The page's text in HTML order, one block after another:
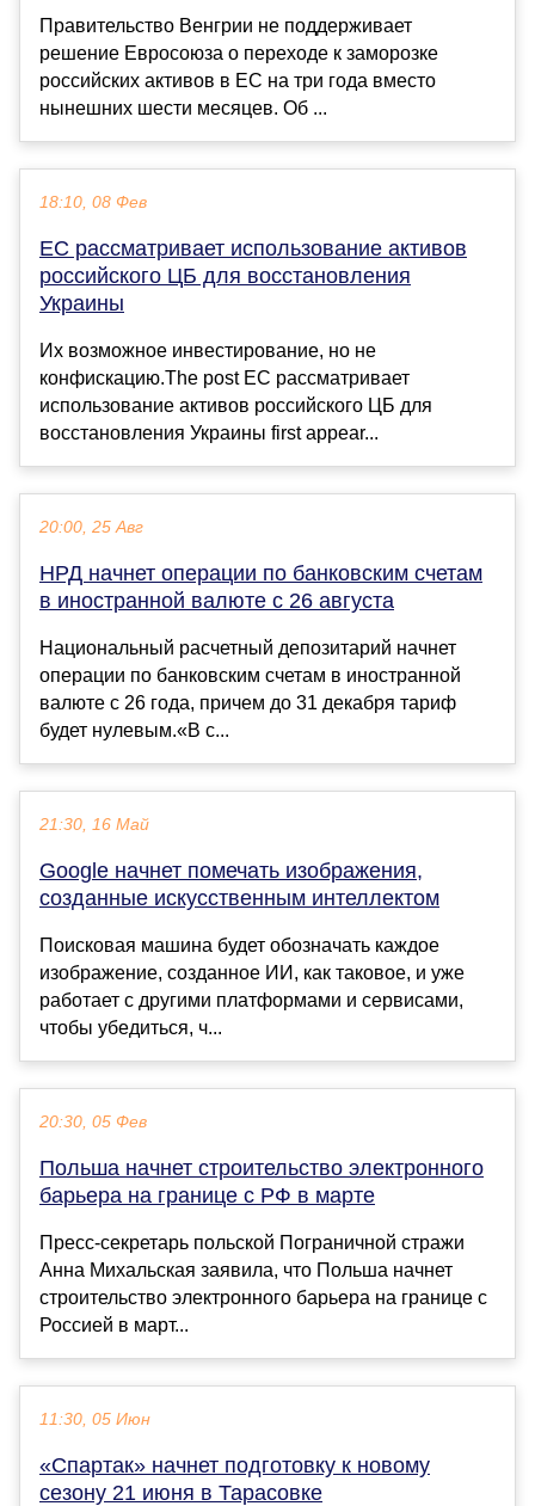
Правительство Венгрии не поддерживает
решение Евросоюза о переходе к заморозке
российских активов в ЕС на три года вместо
нынешних шести месяцев. Об ...
18:10, 08 Фев
ЕС рассматривает использование активов
российского ЦБ для восстановления
Украины
Их возможное инвестирование, но не
конфискацию.The post ЕС рассматривает
использование активов российского ЦБ для
восстановления Украины first appear...
20:00, 25 Авг
НРД начнет операции по банковским счетам
в иностранной валюте с 26 августа
Национальный расчетный депозитарий начнет
операции по банковским счетам в иностранной
валюте с 26 года, причем до 31 декабря тариф
будет нулевым.«В с...
21:30, 16 Май
Google начнет помечать изображения,
созданные искусственным интеллектом
Поисковая машина будет обозначать каждое
изображение, созданное ИИ, как таковое, и уже
работает с другими платформами и сервисами,
чтобы убедиться, ч...
20:30, 05 Фев
Польша начнет строительство электронного
барьера на границе с РФ в марте
Пресс-секретарь польской Пограничной стражи
Анна Михальская заявила, что Польша начнет
строительство электронного барьера на границе с
Россией в март...
11:30, 05 Июн
«Спартак» начнет подготовку к новому
сезону 21 июня в Тарасовке